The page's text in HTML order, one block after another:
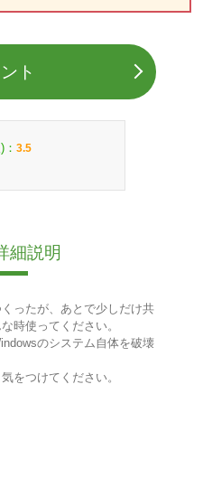
ト
： 3.5
細説明
ったが、あとで少しだけ共
時使ってください。
のシステム自体を破壊
をつけてください。